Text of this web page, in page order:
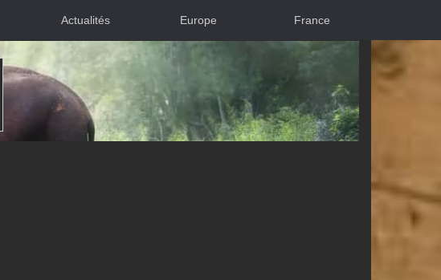
Actualités Europe France